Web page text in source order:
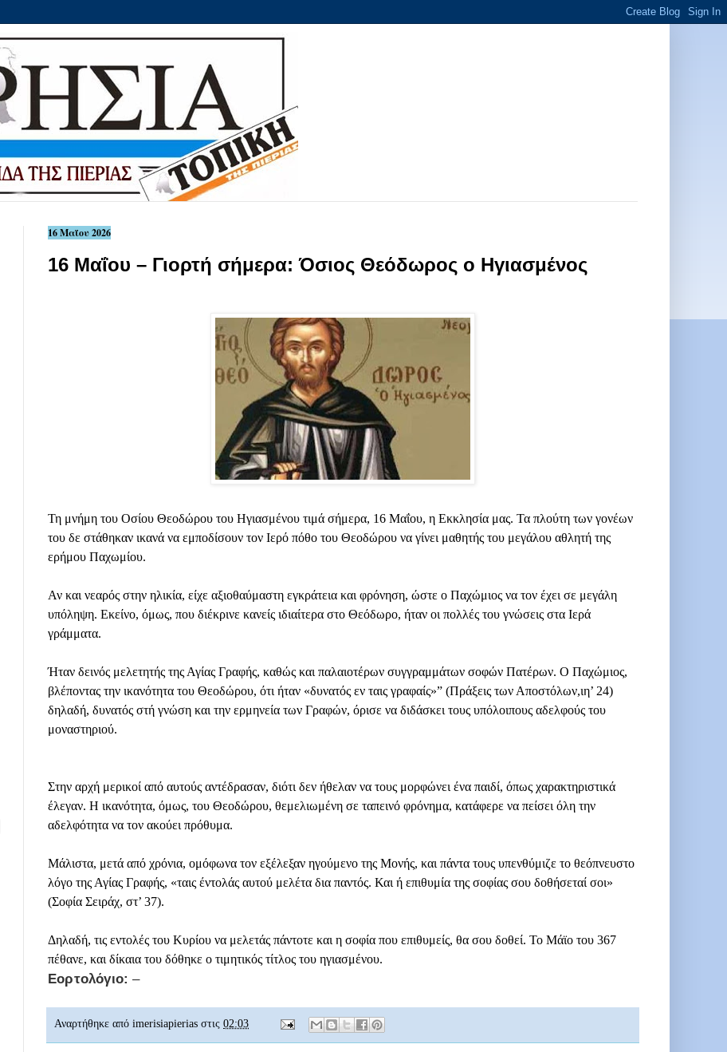
16 Μαΐου 2026
16 Μαΐου – Γιορτή σήμερα: Όσιος Θεόδωρος ο Ηγιασμένος
Τη μνήμη του Οσίου Θεοδώρου του Ηγιασμένου τιμά σήμερα, 16 Μαΐου, η Εκκλησία μας. Τα πλούτη των γονέων
του δε στάθηκαν ικανά να εμποδίσουν τον Ιερό πόθο του Θεοδώρου να γίνει μαθητής του μεγάλου αθλητή της
ερήμου Παχωμίου.
Αν και νεαρός στην ηλικία, είχε αξιοθαύμαστη εγκράτεια και φρόνηση, ώστε ο Παχώμιος να τον έχει σε μεγάλη
υπόληψη. Εκείνο, όμως, που διέκρινε κανείς ιδιαίτερα στο Θεόδωρο, ήταν οι πολλές του γνώσεις στα Ιερά
γράμματα.
Ήταν δεινός μελετητής της Αγίας Γραφής, καθώς και παλαιοτέρων συγγραμμάτων σοφών Πατέρων. Ο Παχώμιος,
βλέποντας την ικανότητα του Θεοδώρου, ότι ήταν «δυνατός εν ταις γραφαίς»” (Πράξεις των Αποστόλων,ιη’ 24)
δηλαδή, δυνατός στή γνώση και την ερμηνεία των Γραφών, όρισε να διδάσκει τους υπόλοιπους αδελφούς του
μοναστηριού.
Στην αρχή μερικοί από αυτούς αντέδρασαν, διότι δεν ήθελαν να τους μορφώνει ένα παιδί, όπως χαρακτηριστικά
έλεγαν. Η ικανότητα, όμως, του Θεοδώρου, θεμελιωμένη σε ταπεινό φρόνημα, κατάφερε να πείσει όλη την
αδελφότητα να τον ακούει πρόθυμα.
Μάλιστα, μετά από χρόνια, ομόφωνα τον εξέλεξαν ηγούμενο της Μονής, και πάντα τους υπενθύμιζε το θεόπνευστο
λόγο της Αγίας Γραφής, «ταις έντολάς αυτού μελέτα δια παντός. Και ή επιθυμία της σοφίας σου δοθήσεταί σοι»
(Σοφία Σειράχ, στ’ 37).
Δηλαδή, τις εντολές του Κυρίου να μελετάς πάντοτε και η σοφία που επιθυμείς, θα σου δοθεί. Το Μάϊο του 367
πέθανε, και δίκαια του δόθηκε ο τιμητικός τίτλος του ηγιασμένου.
Εορτολόγιο: –
Αναρτήθηκε από imerisiapierias στις 02:03